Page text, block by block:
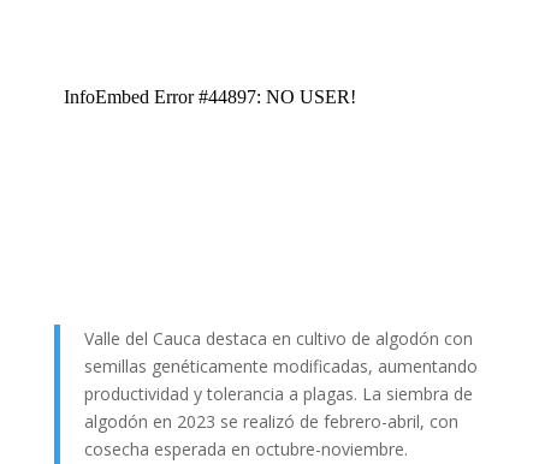
Valle del Cauca destaca en cultivo de algodón con
semillas genéticamente modificadas, aumentando
productividad y tolerancia a plagas. La siembra de
algodón en 2023 se realizó de febrero-abril, con
cosecha esperada en octubre-noviembre.